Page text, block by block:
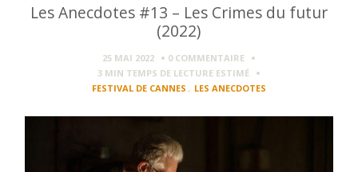
Les Anecdotes #13 – Les Crimes du futur
(2022)
25 MAI 2022
0 COMMENTAIRE
3 MIN TEMPS DE LECTURE ESTIMÉ
FESTIVAL DE CANNES , LES ANECDOTES